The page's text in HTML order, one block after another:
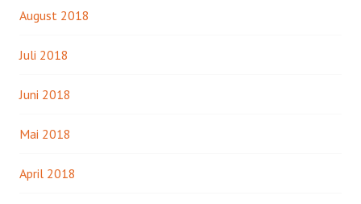
August 2018
Juli 2018
Juni 2018
Mai 2018
April 2018